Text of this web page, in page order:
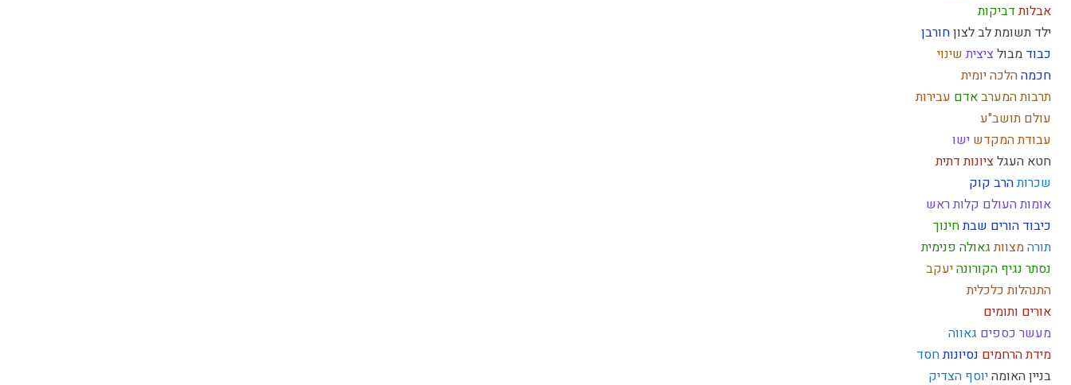
אבלותדביקות
ילד תשומת לבלצוןחורבן
כבוד מבול ציצית שינוי
חכמההלכה יומית
תרבות המערבאדם עבירות
עולם תושב"ע
עבודת המקדש ישו
חטא העגלציונות דתית
שכרותהרב קוק
אומות העולם קלות ראש
כיבוד הורים שבתחינוך
תורהמצוותגאולה פנימית
נסתר נגיף הקורונהיעקב
התנהלות כלכלית
אורים ותומים
מעשר כספים גאווה
מידת הרחמים נסיונותחסד
בניין האומהיוסף הצדיק